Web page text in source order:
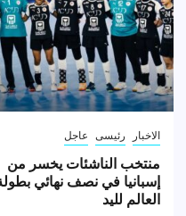
الاخبار رئيسى عاجل
منتخب الناشئات يخسر من
إسبانيا في نصف نهائي
العالم لليد